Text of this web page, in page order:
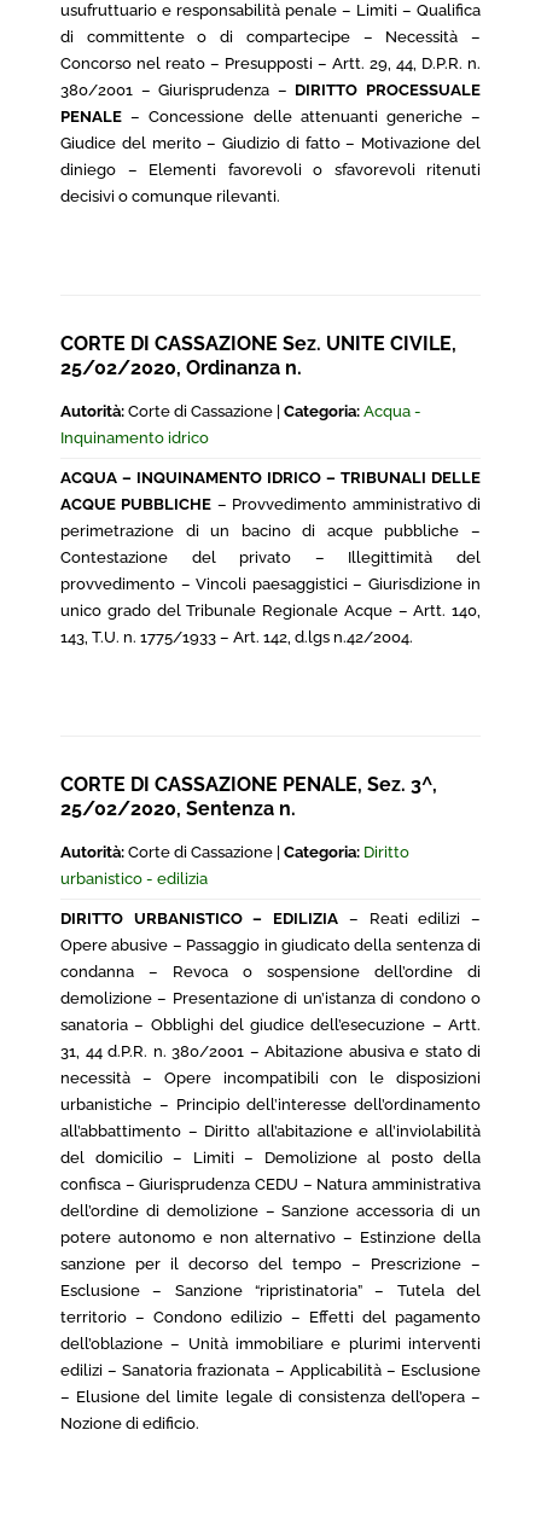
usufruttuario e responsabilità penale – Limiti – Qualifica
di committente o di compartecipe – Necessità –
Concorso nel reato – Presupposti – Artt. 29, 44, D.P.R. n.
380/2001 – Giurisprudenza – DIRITTO PROCESSUALE
PENALE – Concessione delle attenuanti generiche –
Giudice del merito – Giudizio di fatto – Motivazione del
diniego – Elementi favorevoli o sfavorevoli ritenuti
decisivi o comunque rilevanti.
CORTE DI CASSAZIONE Sez. UNITE CIVILE,
25/02/2020, Ordinanza n.
Autorità: Corte di Cassazione | Categoria: Acqua -
Inquinamento idrico
ACQUA – INQUINAMENTO IDRICO – TRIBUNALI DELLE
ACQUE PUBBLICHE – Provvedimento amministrativo di
perimetrazione di un bacino di acque pubbliche –
Contestazione del privato – Illegittimità del
provvedimento – Vincoli paesaggistici – Giurisdizione in
unico grado del Tribunale Regionale Acque – Artt. 140,
143, T.U. n. 1775/1933 – Art. 142, d.lgs n.42/2004.
CORTE DI CASSAZIONE PENALE, Sez. 3^,
25/02/2020, Sentenza n.
Autorità: Corte di Cassazione | Categoria: Diritto
urbanistico - edilizia
DIRITTO URBANISTICO – EDILIZIA – Reati edilizi –
Opere abusive – Passaggio in giudicato della sentenza di
condanna – Revoca o sospensione dell’ordine di
demolizione – Presentazione di un’istanza di condono o
sanatoria – Obblighi del giudice dell’esecuzione – Artt.
31, 44 d.P.R. n. 380/2001 – Abitazione abusiva e stato di
necessità – Opere incompatibili con le disposizioni
urbanistiche – Principio dell’interesse dell’ordinamento
all’abbattimento – Diritto all’abitazione e all’inviolabilità
del domicilio – Limiti – Demolizione al posto della
confisca – Giurisprudenza CEDU – Natura amministrativa
dell’ordine di demolizione – Sanzione accessoria di un
potere autonomo e non alternativo – Estinzione della
sanzione per il decorso del tempo – Prescrizione –
Esclusione – Sanzione “ripristinatoria” – Tutela del
territorio – Condono edilizio – Effetti del pagamento
dell’oblazione – Unità immobiliare e plurimi interventi
edilizi – Sanatoria frazionata – Applicabilità – Esclusione
– Elusione del limite legale di consistenza dell’opera –
Nozione di edificio.